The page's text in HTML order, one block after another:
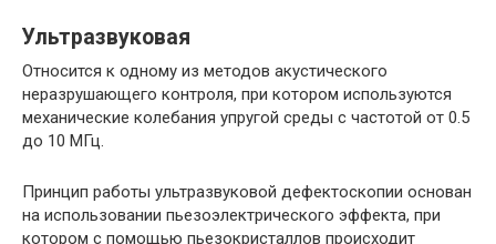
Ультразвуковая
Относится к одному из методов акустического
неразрушающего контроля, при котором используются
механические колебания упругой среды с частотой от 0.5
до 10 МГц.
Принцип работы ультразвуковой дефектоскопии основан
на использовании пьезоэлектрического эффекта, при
котором с помощью пьезокристаллов происходит